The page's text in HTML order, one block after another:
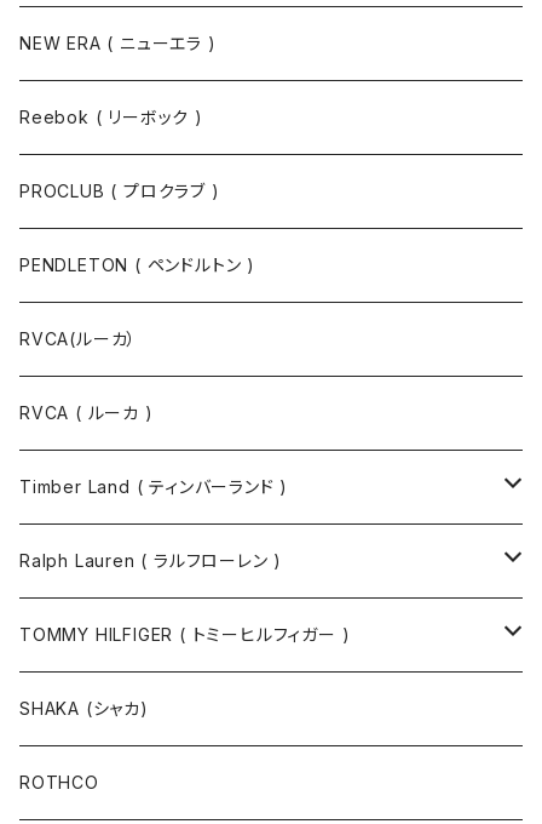
NEW ERA ( ニューエラ )
Reebok ( リーボック )
PROCLUB ( プロクラブ )
PENDLETON ( ペンドルトン )
RVCA(ルーカ）
RVCA ( ルーカ )
Timber Land ( ティンバーランド )
ソックス
半袖Tシャツ
長袖Tシャツ
キャップ
Ralph Lauren ( ラルフローレン )
シャツ
帽子
ニットキャップ / ビーニー
マフラー / ストール
TOMMY HILFIGER ( トミーヒルフィガー )
ジャケット
SHAKA (シャカ)
ROTHCO